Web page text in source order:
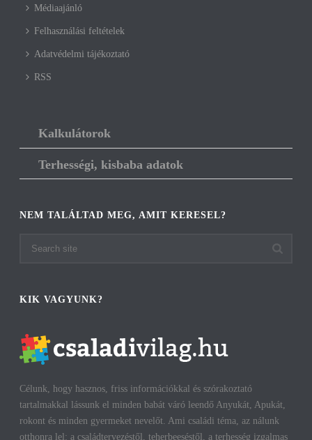
Médiaajánló
Felhasználási feltételek
Adatvédelmi tájékoztató
RSS
Kalkulátorok
Terhességi, kisbaba adatok
NEM TALÁLTAD MEG, AMIT KERESEL?
KIK VAGYUNK?
Célunk, hogy hasznos, friss információkkal és szórakoztató
tartalmakkal lássunk el minden babát váró leendő Anyukát, Apukát,
rokont és minden gyermeket nevelőt. Ami családi téma, az nálunk
otthonra lel: a családtervezéstől, teherbeeséstől, a terhesség izgalmas